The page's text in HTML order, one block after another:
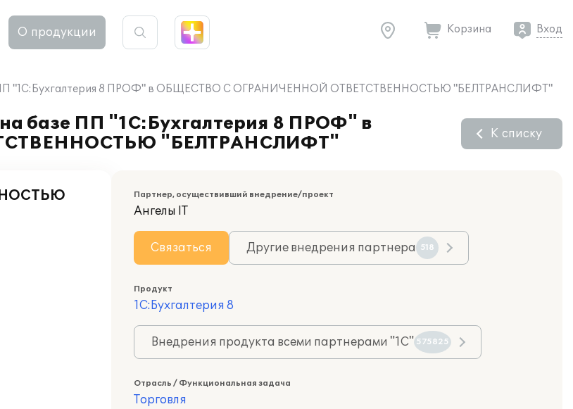
О продукции Корзина Вход
ПП "1С:Бухгалтерия 8 ПРОФ" в ОБЩЕСТВО С ОГРАНИЧЕННОЙ ОТВЕТСТВЕННОСТЬЮ "БЕЛТРАНСЛИФТ"
на базе ПП "1С:Бухгалтерия 8 ПРОФ" в
"БЕЛТРАНСЛИФТ"
К списку
Партнер, осуществивший внедрение/проект
Ангелы IT
Связаться Другие внедрения партнера 518
Продукт
1С:Бухгалтерия 8
Внедрения продукта всеми партнерами "1С" 575825
Отрасль / Функциональная задача
Торговля